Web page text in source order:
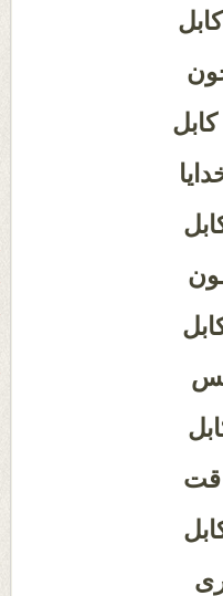
کابل